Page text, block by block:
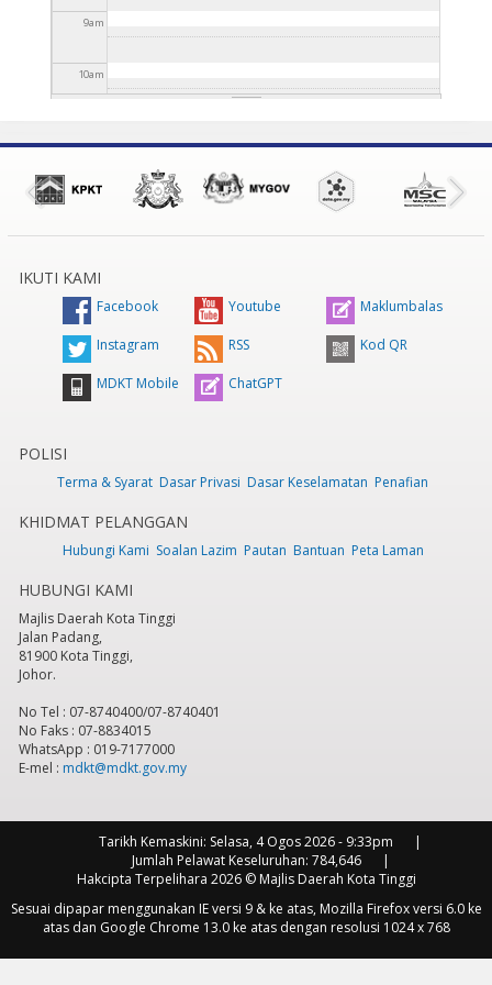
9am
10am
2pm
3pm
pm
6pm
8 pm
9 pm
11pm
IKUTI KAMI
Facebook Youtube Maklumbalas
Instagram RSS Kod QR
MDKT Mobile ChatGPT
POLISI
Terma & Syarat Dasar Privasi Dasar Keselamatan Penafian
KHIDMAT PELANGGAN
Hubungi Kami Soalan Lazim Pautan Bantuan Peta Laman
HUBUNGI KAMI
Majlis Daerah Kota Tinggi
Jalan Padang,
81900 Kota Tinggi,
Johor.
No Tel : 07-8740400/07-8740401
No Faks : 07-8834015
WhatsApp : 019-7177000
E-mel : mdkt@mdkt.gov.my
Tarikh Kemaskini: Selasa, 4 Ogos 2026 - 9:33pm
Jumlah Pelawat Keseluruhan: 784,646
Hakcipta Terpelihara 2026 © Majlis Daerah Kota Tinggi
Sesuai dipapar menggunakan IE versi 9 & ke atas, Mozilla Firefox versi 6.0 ke
atas dan Google Chrome 13.0 ke atas dengan resolusi 1024 x 768